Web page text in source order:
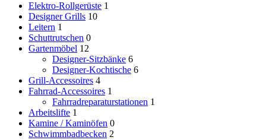
Elektro-Rollgerüste 1
Designer Grills 10
Leitern 1
Schuttrutschen 0
Gartenmöbel 12
Designer-Sitzbänke 6
Designer-Kochtische 6
Grill-Accessoires 4
Fahrrad-Accessoires 1
Fahrradreparaturstationen 1
Arbeitslifte 1
Kamine / Kaminöfen 0
Schwimmbadbecken 2